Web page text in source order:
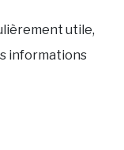
utile,
informations